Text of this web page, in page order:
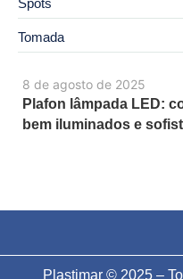
8 de agosto de 2025
Plafon lâmpada LED:
bem iluminados e
Tomada
Plastimar © 2025 –